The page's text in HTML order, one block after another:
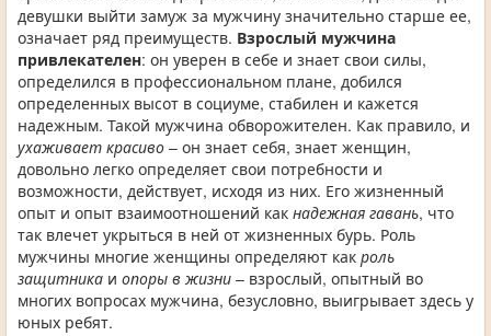
девушки выйти замуж за мужчину значительно старше ее,
означает ряд преимуществ. Взрослый мужчина
привлекателен: он уверен в себе и знает свои силы,
определился в профессиональном плане, добился
определенных высот в социуме, стабилен и кажется
надежным. Такой мужчина обворожителен. Как правило, и
ухаживает красиво – он знает себя, знает женщин,
довольно легко определяет свои потребности и
возможности, действует, исходя из них. Его жизненный
опыт и опыт взаимоотношений как надежная гавань, что
так влечет укрыться в ней от жизненных бурь. Роль
мужчины многие женщины определяют как роль
защитника и опоры в жизни – взрослый, опытный во
многих вопросах мужчина, безусловно, выигрывает здесь у
юных ребят.